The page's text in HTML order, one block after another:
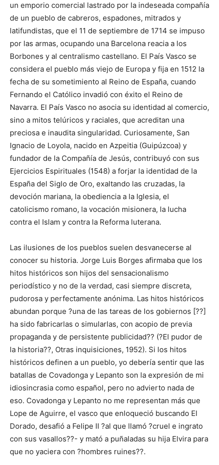
un emporio comercial lastrado por la indeseada compañía
de un pueblo de cabreros, espadones, mitrados y
latifundistas, que el 11 de septiembre de 1714 se impuso
por las armas, ocupando una Barcelona reacia a los
Borbones y al centralismo castellano. El País Vasco se
considera el pueblo más viejo de Europa y fija en 1512 la
fecha de su sometimiento al Reino de España, cuando
Fernando el Católico invadió con éxito el Reino de
Navarra. El País Vasco no asocia su identidad al comercio,
sino a mitos telúricos y raciales, que acreditan una
preciosa e inaudita singularidad. Curiosamente, San
Ignacio de Loyola, nacido en Azpeitia (Guipúzcoa) y
fundador de la Compañía de Jesús, contribuyó con sus
Ejercicios Espirituales (1548) a forjar la identidad de la
España del Siglo de Oro, exaltando las cruzadas, la
devoción mariana, la obediencia a la Iglesia, el
catolicismo romano, la vocación misionera, la lucha
contra el Islam y contra la Reforma luterana.
Las ilusiones de los pueblos suelen desvanecerse al
conocer su historia. Jorge Luis Borges afirmaba que los
hitos históricos son hijos del sensacionalismo
periodístico y no de la verdad, casi siempre discreta,
pudorosa y perfectamente anónima. Las hitos históricos
abundan porque ?una de las tareas de los gobiernos [??]
ha sido fabricarlas o simularlas, con acopio de previa
propaganda y de persistente publicidad?? (?El pudor de
la historia??, Otras inquisiciones, 1952). Si los hitos
históricos definen a un pueblo, yo debería sentir que las
batallas de Covadonga y Lepanto son la expresión de mi
idiosincrasia como español, pero no advierto nada de
eso. Covadonga y Lepanto no me representan más que
Lope de Aguirre, el vasco que enloqueció buscando El
Dorado, desafió a Felipe II ?al que llamó ?cruel e ingrato
con sus vasallos??- y mató a puñaladas su hija Elvira para
que no yaciera con ?hombres ruines??.